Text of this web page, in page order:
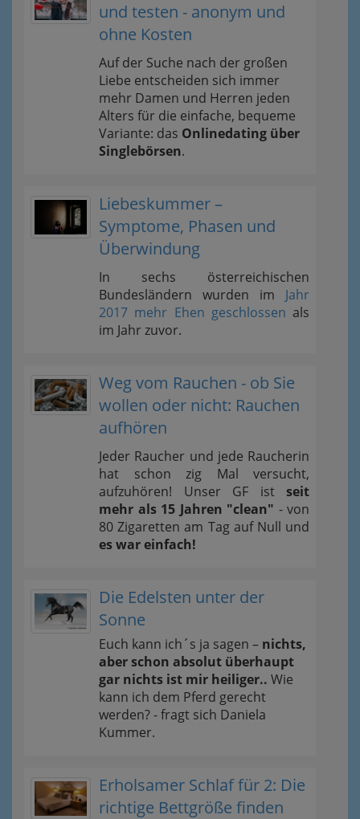
und testen - anonym und
ohne Kosten
Auf der Suche nach der großen
Liebe entscheiden sich immer
mehr Damen und Herren jeden
Alters für die einfache, bequeme
Variante: das Onlinedating über
Singlebörsen.
Liebeskummer –
Symptome, Phasen und
Überwindung
In sechs österreichischen
Bundesländern wurden im Jahr
2017 mehr Ehen geschlossen als
im Jahr zuvor.
Weg vom Rauchen - ob Sie
wollen oder nicht: Rauchen
aufhören
Jeder Raucher und jede Raucherin
hat schon zig Mal versucht,
aufzuhören! Unser GF ist seit
mehr als 15 Jahren "clean" - von
80 Zigaretten am Tag auf Null und
es war einfach!
Die Edelsten unter der
Sonne
Euch kann ich´s ja sagen – nichts,
aber schon absolut überhaupt
gar nichts ist mir heiliger.. Wie
kann ich dem Pferd gerecht
werden? - fragt sich Daniela
Kummer.
Erholsamer Schlaf für 2: Die
richtige Bettgröße finden